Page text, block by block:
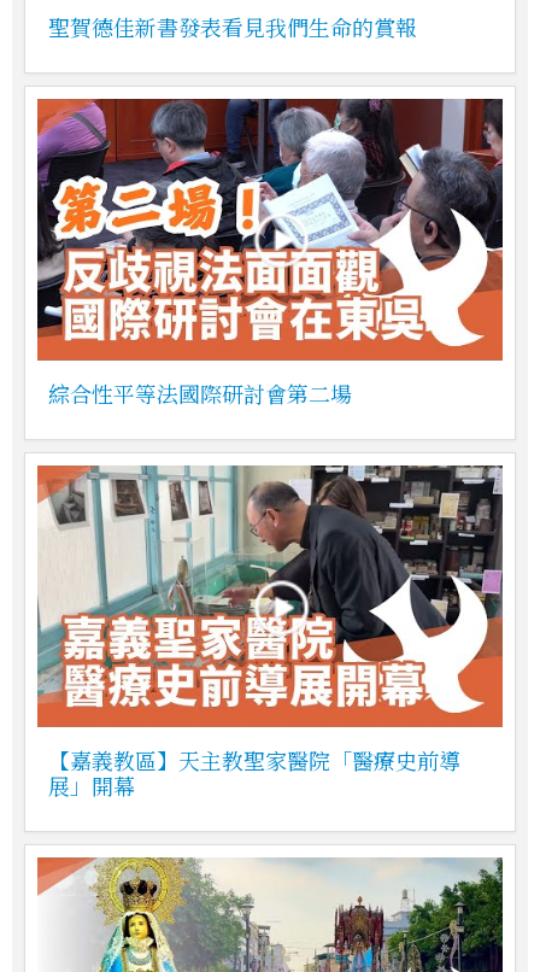
聖賀德佳新書發表看見我們生命的賞報
綜合性平等法國際研討會第二場
【嘉義教區】天主教聖家醫院「醫療史前導
展」開幕